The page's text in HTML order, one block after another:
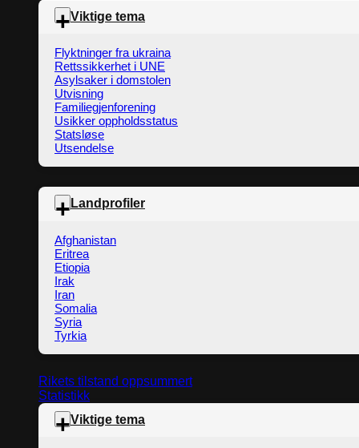
Viktige tema
Flyktninger fra ukraina
Rettssikkerhet i UNE
Asylsaker i domstolen
Utvisning
Familiegjenforening
Usikker oppholdsstatus
Statsløse
Utsendelse
Landprofiler
Afghanistan
Eritrea
Etiopia
Irak
Iran
Somalia
Syria
Tyrkia
Rikets tilstand oppsummert
Statistikk
Viktige tema